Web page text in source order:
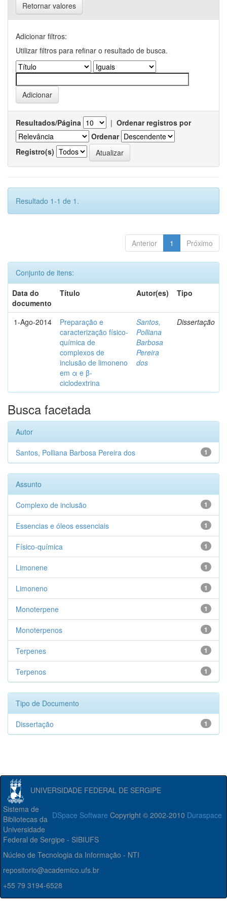
Retornar valores
Adicionar filtros:
Utilizar filtros para refinar o resultado de busca.
Resultados/Página | Ordenar registros por
Ordenar
Registro(s)
Resultado 1-1 de 1.
Anterior 1 Próximo
Conjunto de itens:
Data do
documento
Título Autor(es) Tipo
1-Ago-2014
Preparação e
caracterização físico-
química de
complexos de
inclusão de limoneno
em α e β-
ciclodextrina
Santos,
Polliana
Barbosa
Pereira
dos
Dissertação
Busca facetada
Autor
1
Santos, Polliana Barbosa Pereira dos
Assunto
1
Complexo de inclusão
1
Essencias e óleos essenciais
1
Físico-química
1
Limonene
1
Limoneno
1
Monoterpene
1
Monoterpenos
1
Terpenes
1
Terpenos
Tipo de Documento
1
Dissertação
UNIVERSIDADE FEDERAL DE SERGIPE
DSpace Software Copyright © 2002-2010 Duraspace
Sistema de
Bibliotecas da
Universidade
Federal de Sergipe - SIBIUFS
Núcleo de Tecnologia da Informação - NTI
repositorio@academico.ufs.br
+55 79 3194-6528